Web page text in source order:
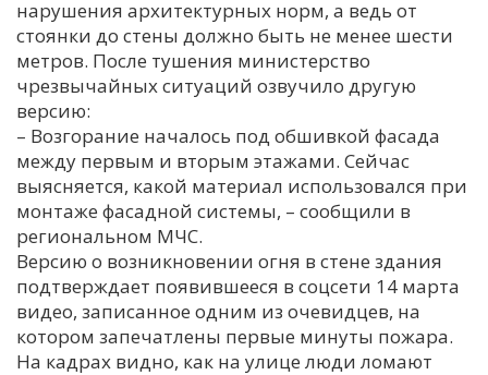
нарушения архитектурных норм, а ведь от
стоянки до стены должно быть не менее шести
метров. После тушения министерство
чрезвычайных ситуаций озвучило другую
версию:
– Возгорание началось под обшивкой фасада
между первым и вторым этажами. Сейчас
выясняется, какой материал использовался при
монтаже фасадной системы, – сообщили в
региональном МЧС.
Версию о возникновении огня в стене здания
подтверждает появившееся в соцсети 14 марта
видео, записанное одним из очевидцев, на
котором запечатлены первые минуты пожара.
На кадрах видно, как на улице люди ломают